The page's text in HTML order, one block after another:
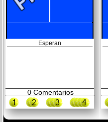
Esperan
0Comentarios